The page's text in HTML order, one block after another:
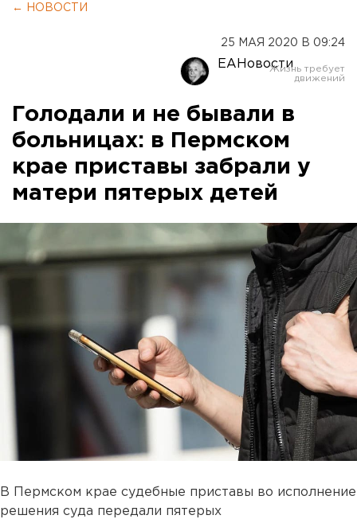
← НОВОСТИ
25 МАЯ 2020 В 09:24
ЕАНовости
Голодали и не бывали в
больницах: в Пермском
крае приставы забрали у
матери пятерых детей
В Пермском крае судебные приставы во исполнение
решения суда передали пятерых